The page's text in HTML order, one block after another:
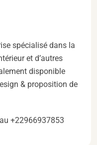
spécialisé dans la
et d’autres
disponible
& proposition de
+22966937853